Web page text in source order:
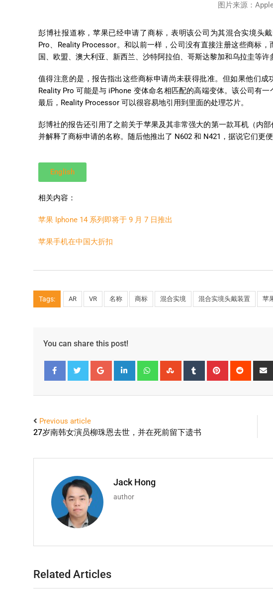
图片来源：
彭博社报道称，苹果已经申请了商标，表明该公司为其混合实境头
Pro、Reality Processor。和以前一样，公司没有直接注册这些商标
国、欧盟、澳大利亚、新西兰、沙特阿拉伯、哥斯达黎加和乌拉圭等许
值得注意的是，报告指出这些商标申请尚未获得批准。但如果他们
Reality Pro 可能是与 iPhone 变体命名相匹配的高端变体。该公司有一
最后，Reality Processor 可以很容易地引用到里面的处理芯片。
彭博社的报告还引用了之前关于苹果及其非常强大的第一款耳机（内
并解释了商标申请的名称。随后他推出了 N602 和 N421，据说它们更
English
相关内容：
苹果 Iphone 14 系列即将于 9 月 7 日推出
苹果手机在中国大折扣
Tags: AR VR 名称 商标 混合实境 混合实境头戴装置 苹
You can share this post!
Previous article
27岁南韩女演员柳珠恩去世，并在死前留下遗书
Jack Hong
author
Related Articles